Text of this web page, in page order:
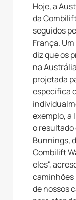
Hoje, a
da
seguidos
França.
diz que os
na
projetada
específica
exemplo, a
o resultado
Bunnings,
Combilift
eles",
caminhões
de nossos